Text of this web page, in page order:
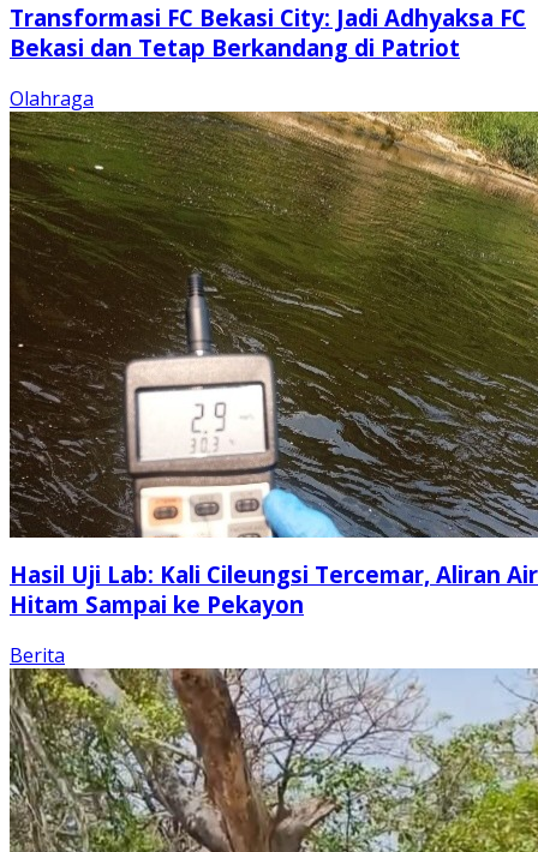
Transformasi FC Bekasi City: Jadi Adhyaksa FC
Bekasi dan Tetap Berkandang di Patriot
Olahraga
Hasil Uji Lab: Kali Cileungsi Tercemar, Aliran Air
Hitam Sampai ke Pekayon
Berita